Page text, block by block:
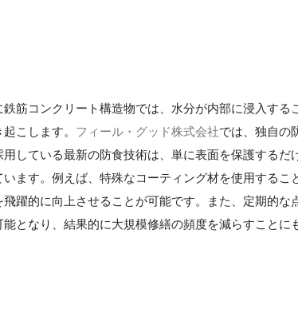
筋コンクリート構造物では、水分が内部に浸入する
こします。 フィール・グッド株式会社では、独自の
している最新の防食技術は、単に表面を保護するだ
ます。例えば、特殊なコーティング材を使用するこ
躍的に向上させることが可能です。また、定期的な
となり、結果的に大規模修繕の頻度を減らすことに